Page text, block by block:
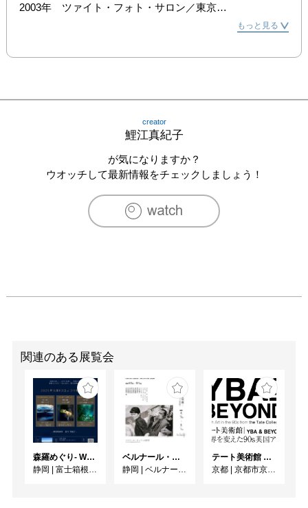
2003年　ツァイト・フォト・サロン／東京
京、京都市美術館／京都
査展」東京国際フォーラム／東京
2000年　「現代日本写真家展1」　上海三亜撮影画廊／上
2001年　「OFF TRIENNALE」　留日廣東會館／横浜
都写真美術館／東京
2002年　「芸術と医学展」　NTTインターコミュニケーシ
Graduate Center of the City University of New York／ニュ
「Mask of Japan」　Aura Gallery／上海
Photography」　広東美術館／広東
「モダンマスターズ＆コレクション展」　金
沢２１世紀美術館／金沢
2005年　「幻のつくば写真美術館からの20年展」　仙台
メディアテーク／仙台
「世界の呼吸法展・アートの呼吸 呼吸のア
ート」　川村記念美術館／千葉
もっと見る
creator
鯉江真紀子
が気になりますか？
ウオッチして最新情報をチェックしましょう！
関連のある展覧会
森羅めぐり- Wandering in Shinra -
静岡 | 富士箱根カントリークラブ
ベルナール・ビュフェと写真 ーカメラがとらえたビュフェとその時代、そして21 世紀へ
静岡 | ベルナール・ビュフェ美術館
テート美術館 ― YBA & BEYOND 世界を変えた90s英国アート
京都 | 京都市京セラ美術館